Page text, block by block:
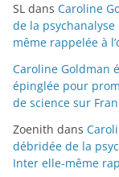
SL dans Caroline
de la
même rappelée à
Caroline Goldman
épinglée pour
de science sur
Zoenith dans
débridée de la
Inter elle-même